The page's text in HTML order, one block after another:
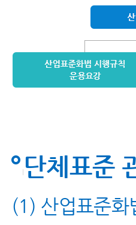
단체표준
(1) 산업표준화